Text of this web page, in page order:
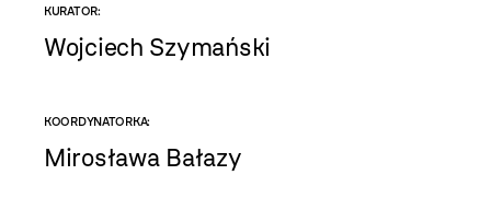
KURATOR:
Wojciech Szymański
KOORDYNATORKA:
Mirosława Bałazy